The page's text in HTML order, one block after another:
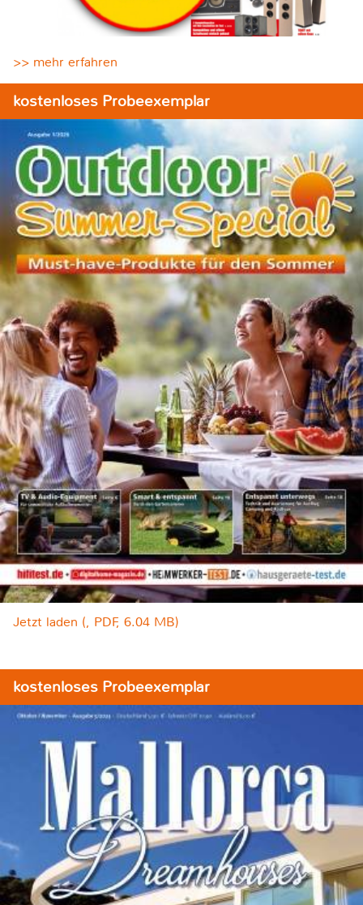
>> mehr erfahren
kostenloses Probeexemplar
Jetzt laden (, PDF, 6.04 MB)
kostenloses Probeexemplar